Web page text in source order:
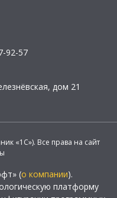
92-57
дом 21
«1С»). Все права на сайт
(о компании).
платформу